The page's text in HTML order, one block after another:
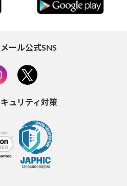
ール公式SNS
ュリティ対策